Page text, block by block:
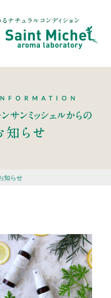
知らせ